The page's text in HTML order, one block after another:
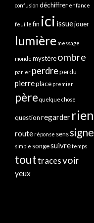
confusion déchiffrer enfance
feuille fin ici issuejouer
lumière message
monde mystèreombre
parler perdreperdu
pierreplace premier
père quelque chose
questionregarder rien
route réponse senssigne
simple songesuivretemps
touttracesvoir
yeux